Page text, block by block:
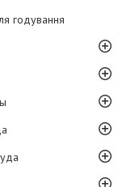
годування